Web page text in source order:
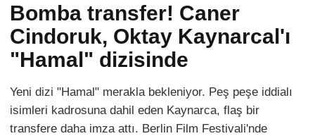
Bomba transfer! Caner
Cindoruk, Oktay Kaynarcal'ı
"Hamal" dizisinde
Yeni dizi "Hamal" merakla bekleniyor. Peş peşe iddialı
isimleri kadrosuna dahil eden Kaynarca, flaş bir
transfere daha imza attı. Berlin Film Festivali'nde